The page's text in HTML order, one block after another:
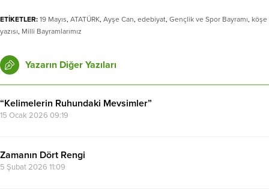
ETİKETLER: 19 Mayıs, ATATÜRK, Ayşe Can, edebiyat, Gençlik ve Spor Bayramı, köşe
yazısı, Milli Bayramlarımız
Yazarın Diğer Yazıları
“Kelimelerin Ruhundaki Mevsimler”
15 Ocak 2026 09:19
Zamanın Dört Rengi
5 Şubat 2026 11:09